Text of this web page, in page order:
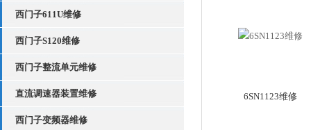
西门子611U维修
西门子S120维修
西门子整流单元维修
直流调速器装置维修
西门子变频器维修
6SN1123维修